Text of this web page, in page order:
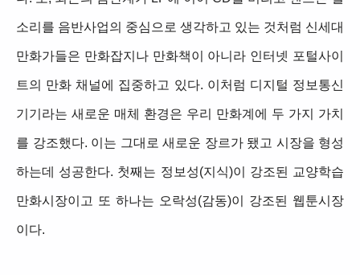
소리를 음반사업의 중심으로 생각하고 있는 것처럼 신세대
만화가들은 만화잡지나 만화책이 아니라 인터넷 포털사이
트의 만화 채널에 집중하고 있다. 이처럼 디지털 정보통신
기기라는 새로운 매체 환경은 우리 만화계에 두 가지 가치
를 강조했다. 이는 그대로 새로운 장르가 됐고 시장을 형성
하는데 성공한다. 첫째는 정보성(지식)이 강조된 교양학습
만화시장이고 또 하나는 오락성(감동)이 강조된 웹툰시장
이다.